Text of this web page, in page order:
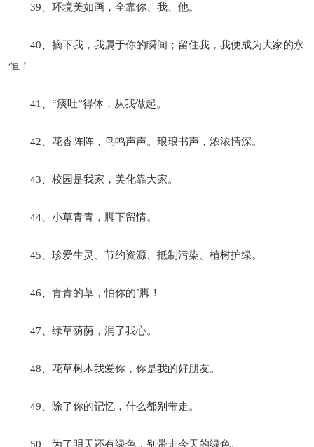
39、环境美如画，全靠你、我、他。
40、摘下我，我属于你的瞬间；留住我，我便成为大家的永
恒！
41、“痰吐”得体，从我做起。
42、花香阵阵，鸟鸣声声。琅琅书声，浓浓情深。
43、校园是我家，美化靠大家。
44、小草青青，脚下留情。
45、珍爱生灵、节约资源、抵制污染、植树护绿。
46、青青的草，怕你的`脚！
47、绿草荫荫，润了我心。
48、花草树木我爱你，你是我的好朋友。
49、除了你的记忆，什么都别带走。
50、为了明天还有绿色，别带走今天的绿色。